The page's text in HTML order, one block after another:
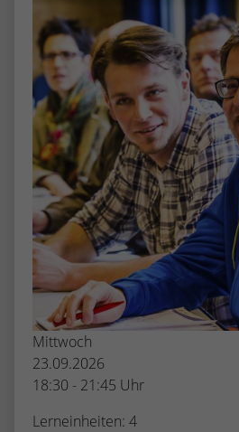
Mittwoch
23.09.2026
18:30 - 21:45 Uhr
Lerneinheiten: 4